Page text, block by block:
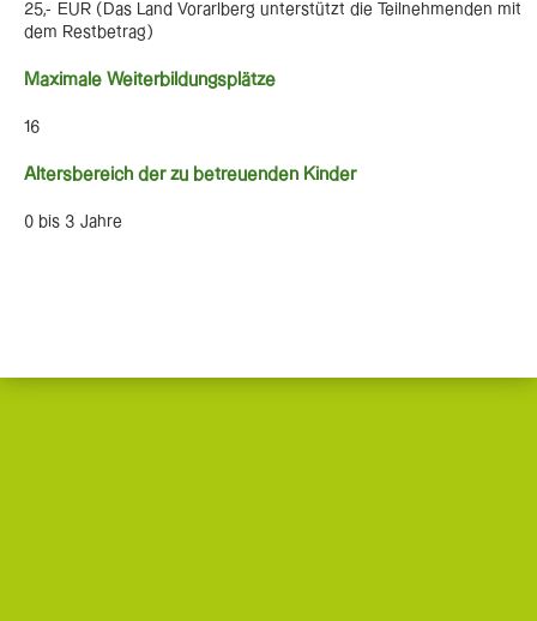
25,- EUR (Das Land Vorarlberg unterstützt die Teilnehmenden mit
dem Restbetrag)
Maximale Weiterbildungsplätze
16
Altersbereich der zu betreuenden Kinder
0 bis 3 Jahre